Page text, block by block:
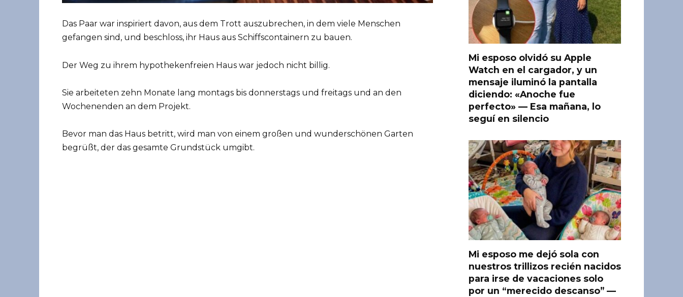
Das Paar war inspiriert davon, aus dem Trott auszubrechen, in dem viele Menschen
gefangen sind, und beschloss, ihr Haus aus Schiffscontainern zu bauen.
Der Weg zu ihrem hypothekenfreien Haus war jedoch nicht billig.
Sie arbeiteten zehn Monate lang montags bis donnerstags und freitags und an den
Wochenenden an dem Projekt.
Bevor man das Haus betritt, wird man von einem großen und wunderschönen Garten
begrüßt, der das gesamte Grundstück umgibt.
Mi esposo olvidó su Apple
Watch en el cargador, y un
mensaje iluminó la pantalla
diciendo: «Anoche fue
perfecto» — Esa mañana, lo
seguí en silencio
Mi esposo me dejó sola con
nuestros trillizos recién nacidos
para irse de vacaciones solo
por un “merecido descanso” —